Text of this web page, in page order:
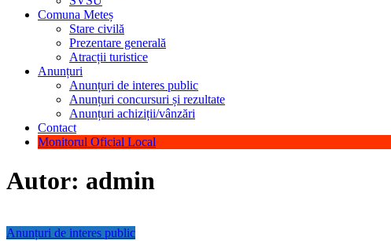
Comuna Meteș
Stare civilă
Prezentare generală
Atracții turistice
Anunțuri
Anunțuri de interes public
Anunțuri concursuri și rezultate
Anunțuri achiziții/vânzări
Contact
Monitorul Oficial Local
Autor: admin
Anunțuri de interes public